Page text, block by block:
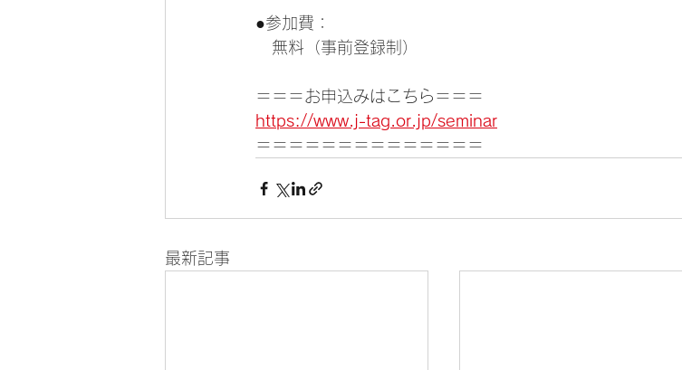
●参加費：
無料（事前登録制）
＝＝＝お申込みはこちら＝＝＝
https://www.j-tag.or.jp/seminar
＝＝＝＝＝＝＝＝＝＝＝＝＝＝
最新記事